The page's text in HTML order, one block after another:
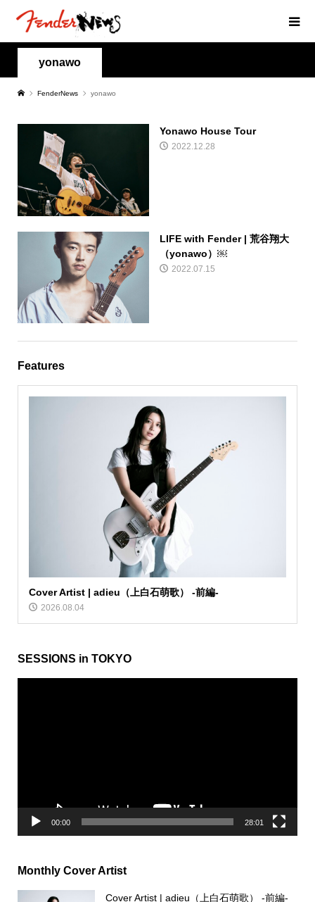
yonawo
FenderNews yonawo
Yonawo House Tour
2022.12.28
LIFE with Fender | 荒谷翔大
（yonawo）￼
2022.07.15
Features
Cover Artist | adieu（上白石萌歌） -前編-
2026.08.04
SESSIONS in TOKYO
00:00 28:01
Monthly Cover Artist
Cover Artist | adieu（上白石萌歌） -前編-